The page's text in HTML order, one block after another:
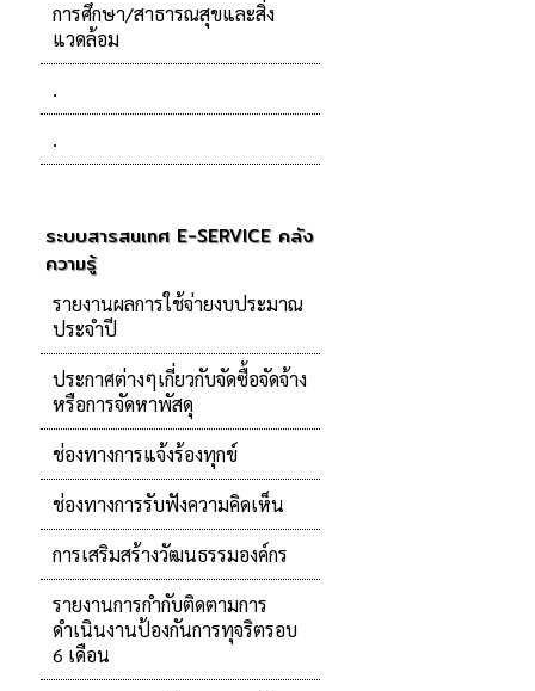
การศึกษา/สาธารณสุขและสิ่ง
แวดล้อม
.
.
ระบบสารสนเทศ E-SERVICE คลัง
ความรู้
รายงานผลการใช้จ่ายงบประมาณ
ประจำปี
ประกาศต่างๆเกี่ยวกับจัดซื้อจัดจ้าง
หรือการจัดหาพัสดุ
ช่องทางการแจ้งร้องทุกข์
ช่องทางการรับฟังความคิดเห็น
การเสริมสร้างวัฒนธรรมองค์กร
รายงานการกำกับติดตามการ
ดำเนินงานป้องกันการทุจริตรอบ
6 เดือน